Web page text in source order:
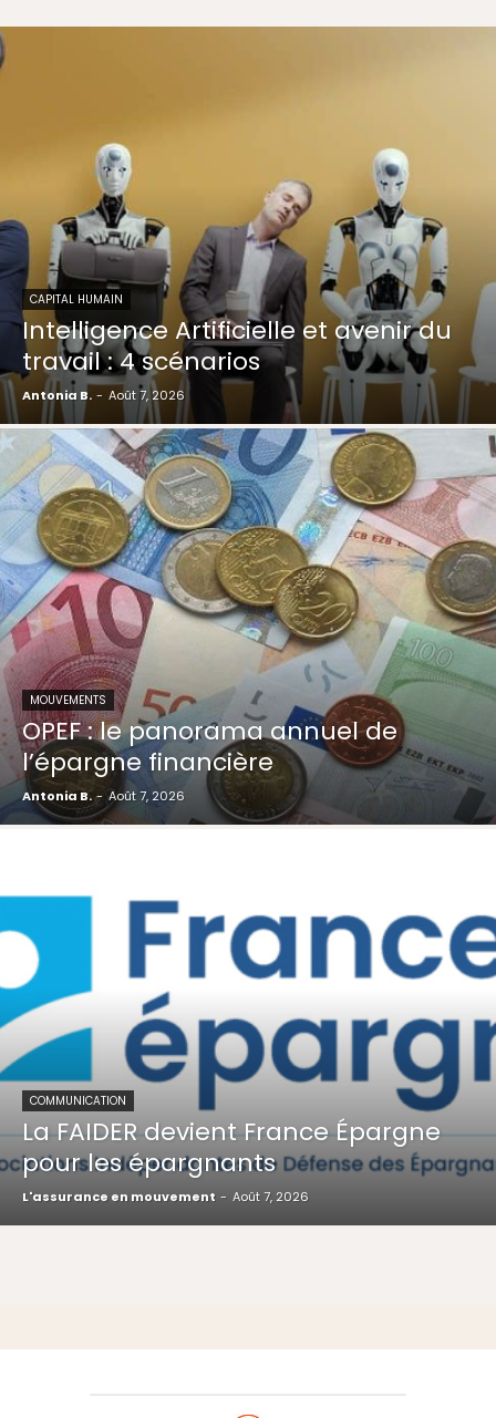
CAPITAL HUMAIN
Intelligence Artificielle et avenir du
travail : 4 scénarios
Antonia B. - Août 7, 2026
MOUVEMENTS
OPEF : le panorama annuel de
l’épargne financière
Antonia B. - Août 7, 2026
COMMUNICATION
La FAIDER devient France Épargne
pour les épargnants
L'assurance en mouvement - Août 7, 2026